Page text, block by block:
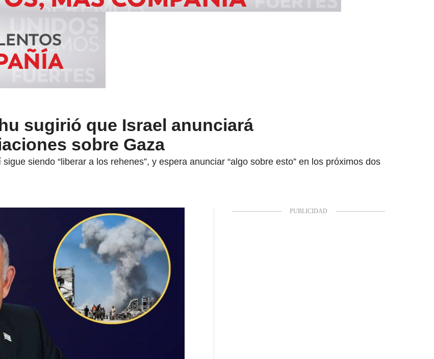
sugirió que Israel anunciará
sobre Gaza
siendo “liberar a los rehenes”, y espera anunciar “algo sobre esto” en los próximos dos